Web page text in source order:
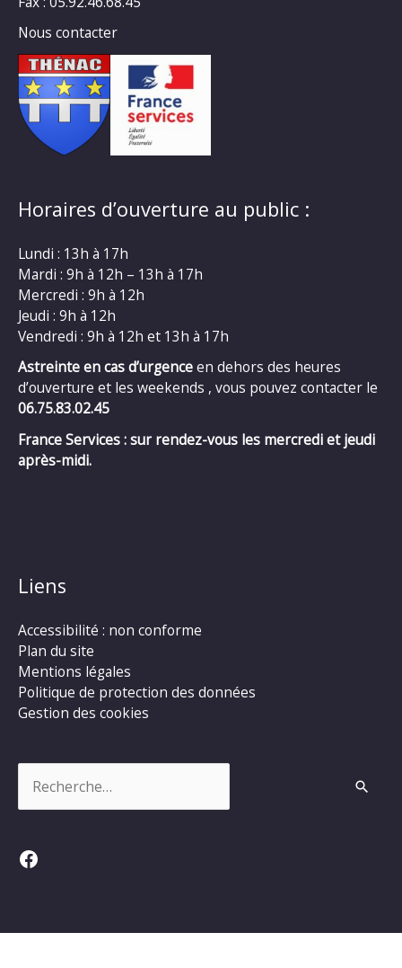
Nous contacter
Horaires d’ouverture au public :
Lundi : 13h à 17h
Mardi : 9h à 12h – 13h à 17h
Mercredi : 9h à 12h
Jeudi : 9h à 12h
Vendredi : 9h à 12h et 13h à 17h
Astreinte en cas d’urgenceen dehors des heures
d’ouverture et les weekends , vous pouvez contacter le
06.75.83.02.45
France Services : sur rendez-vous les mercredi et jeudi
après-midi.
Liens
Accessibilité : non conforme
Plan du site
Mentions légales
Politique de protection des données
Gestion des cookies
Facebook